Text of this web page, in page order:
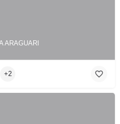
ARAGUARI
+2